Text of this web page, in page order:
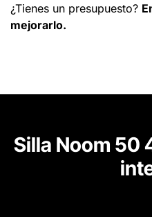
¿Tienes un presupuesto?
mejorarlo.
Silla Noom 50